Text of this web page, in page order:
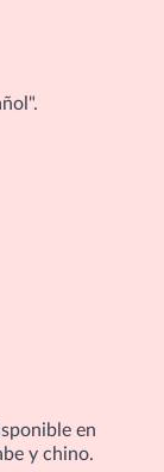
en
y chino.